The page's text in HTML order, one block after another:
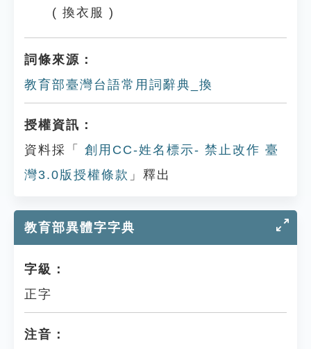
( 換衣服 )
詞條來源：
教育部臺灣台語常用詞辭典_換
授權資訊：
資料採「
創用CC-姓名標示- 禁止改作 臺
灣3.0版授權條款 」釋出
教育部異體字字典
字級：
正字
注音：